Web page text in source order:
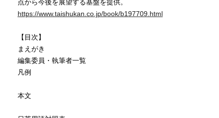
点から今後を展望する基盤を提供。
https://www.taishukan.co.jp/book/b197709.html
【目次】
まえがき
編集委員・執筆者一覧
凡例
本文